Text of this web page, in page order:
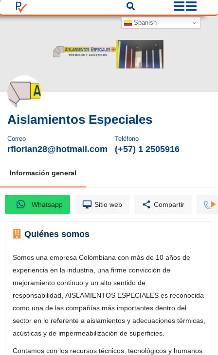
Aislamientos Especiales
Correo
rflorian28@hotmail.com
Teléfono
(+57) 1 2505916
Información general
Whatsapp Sitio web Compartir
Quiénes somos
Somos una empresa Colombiana con más de 10 años de
experiencia en la industria, una firme convicción de
mejoramiento continuo y un alto sentido de
responsabilidad, AISLAMIENTOS ESPECIALES es reconocida
como una de las compañías más importantes dentro del
sector en lo referente a aislamientos y adecuaciones térmicas,
acústicas y de impermeabilización de superficies.
Contamos con los recursos técnicos, tecnológicos y humanos
Spanish